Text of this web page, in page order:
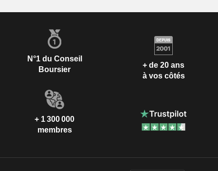
N°1 du Conseil
Boursier
+ de 20 ans
à vos côtés
+ 1 300 000
membres